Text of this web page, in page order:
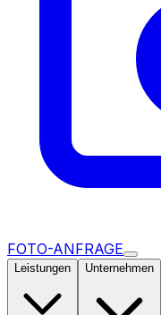
FOTO-ANFRAGE
Leistungen Unternehmen